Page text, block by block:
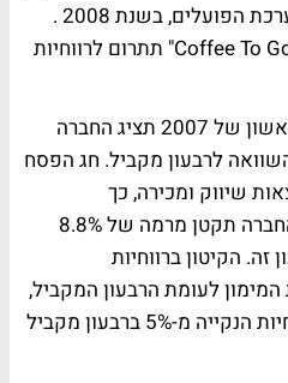
ותרומה לרווחיות צפויה, להערכת הפועלים, בשנת 2008 .
לעומת זאת, הם מצפים כי "Coffee To Go" תתרום לרווחיות
בבנק מעריכים כי ברבעון הראשון של 2007 תציג החברה
בהשוואה לרבעון מקביל. חג הפסח
שיווק ומכירה, כך
שרווחיותה התפעולית של החברה תקטן מרמה של 8.8%
ל-8.5% ברבעון זה. הקיטון ברווחיות
לעומת הרבעון המקביל,
יביא להערכתם לירידה ברווחיות הנקייה מ-5% ברבעון מקביל